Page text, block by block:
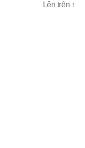
Lên trên ↑